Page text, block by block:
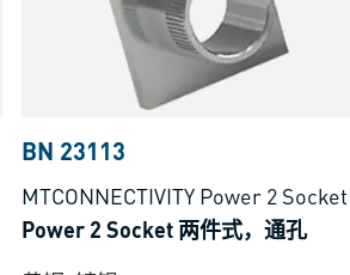
BN 23113
MTCONNECTIVITY Power 2 Socket
Power 2 Socket 两件式，通孔